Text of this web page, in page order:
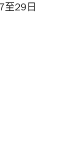
至29日